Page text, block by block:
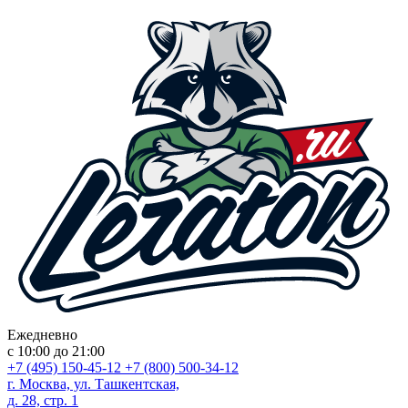
Ежедневно
с 10:00 до 21:00
+7 (495) 150-45-12 +7 (800) 500-34-12
г. Москва, ул. Ташкентская,
д. 28, стр. 1